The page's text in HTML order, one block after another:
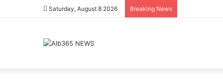
Saturday, August 8 2026 Breaking News